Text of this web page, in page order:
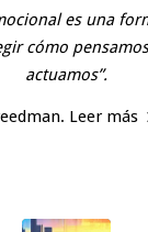
es una
cómo
actuamos”.
Leer más